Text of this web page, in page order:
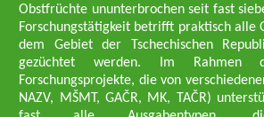
Obstfrüchte ununterbrochen seit fast
Forschungstätigkeit betrifft praktisch alle
dem Gebiet der Tschechischen
gezüchtet werden. Im Rahmen
Forschungsprojekte, die von
NAZV, MŠMT, GAČR, MK, TAČR)